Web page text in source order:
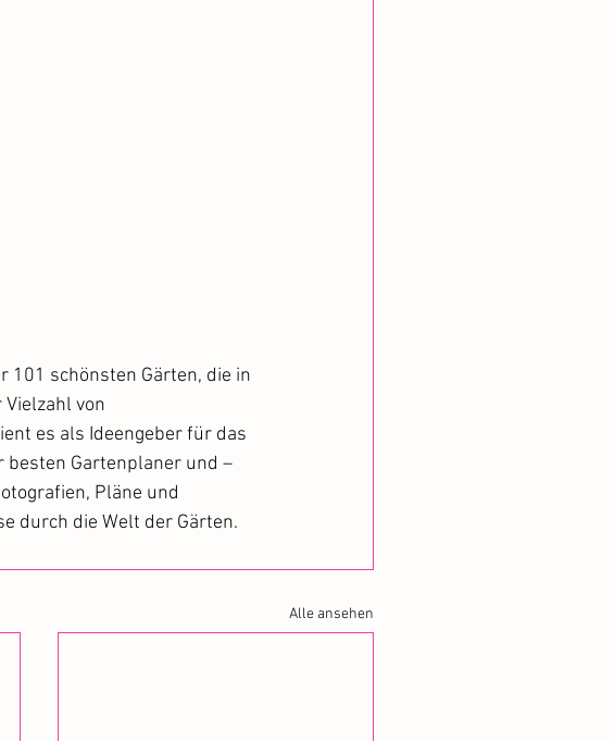
101 schönsten Gärten, die in
von
es als Ideengeber für das
besten Gartenplaner und –
Pläne und
durch die Welt der Gärten.
Alle ansehen